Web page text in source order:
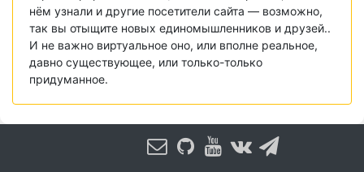
нём узнали и другие посетители сайта — возможно,
так вы отыщите новых единомышленников и друзей..
И не важно виртуальное оно, или вполне реальное,
давно существующее, или только-только
придуманное.